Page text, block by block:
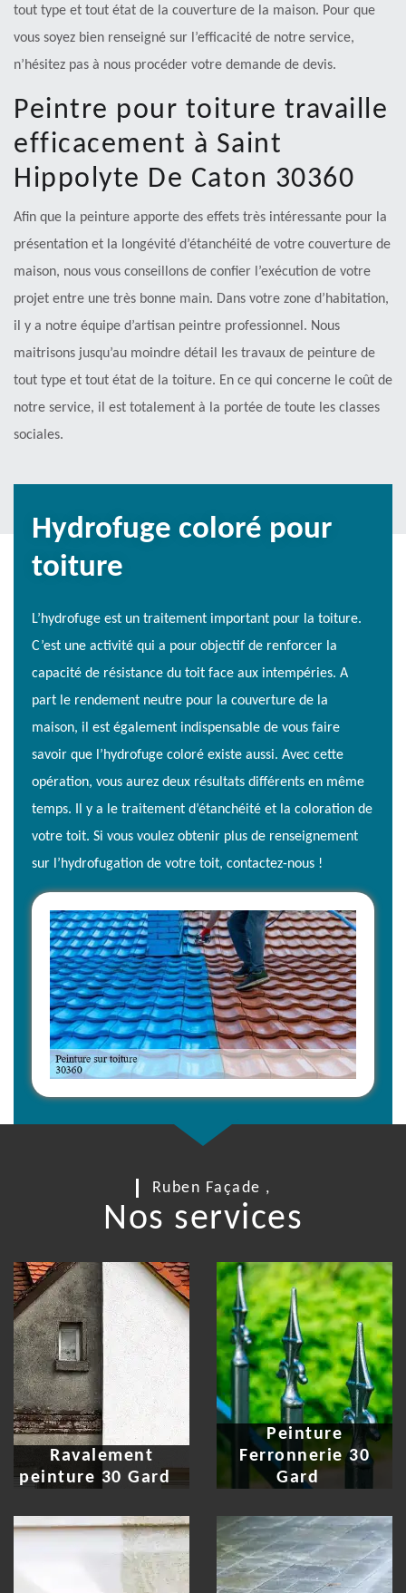
tout type et tout état de la couverture de la maison. Pour que
vous soyez bien renseigné sur l’efficacité de notre service,
n’hésitez pas à nous procéder votre demande de devis.
Peintre pour toiture travaille
efficacement à Saint
Hippolyte De Caton 30360
Afin que la peinture apporte des effets très intéressante pour la
présentation et la longévité d’étanchéité de votre couverture de
maison, nous vous conseillons de confier l’exécution de votre
projet entre une très bonne main. Dans votre zone d’habitation,
il y a notre équipe d’artisan peintre professionnel. Nous
maitrisons jusqu’au moindre détail les travaux de peinture de
tout type et tout état de la toiture. En ce qui concerne le coût de
notre service, il est totalement à la portée de toute les classes
sociales.
Hydrofuge coloré pour
toiture
L’hydrofuge est un traitement important pour la toiture.
C’est une activité qui a pour objectif de renforcer la
capacité de résistance du toit face aux intempéries. A
part le rendement neutre pour la couverture de la
maison, il est également indispensable de vous faire
savoir que l’hydrofuge coloré existe aussi. Avec cette
opération, vous aurez deux résultats différents en même
temps. Il y a le traitement d’étanchéité et la coloration de
votre toit. Si vous voulez obtenir plus de renseignement
sur l’hydrofugation de votre toit, contactez-nous !
Ruben Façade ,
Nos services
Ravalement
peinture 30 Gard
Peinture
Ferronnerie 30
Gard